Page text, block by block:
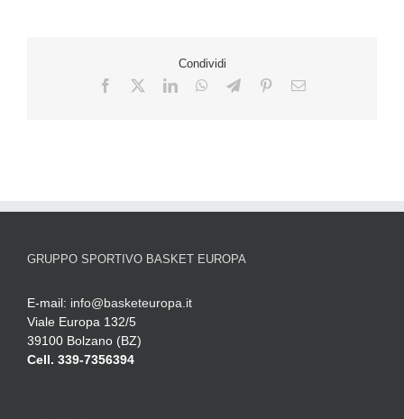
Condividi
GRUPPO SPORTIVO BASKET EUROPA
E-mail: info@basketeuropa.it
Viale Europa 132/5
39100 Bolzano (BZ)
Cell. 339-7356394